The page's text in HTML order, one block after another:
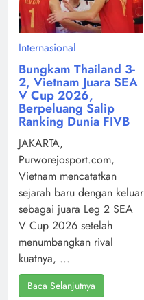
Internasional
Bungkam Thailand 3-
2, Vietnam Juara SEA
V Cup 2026,
Berpeluang Salip
Ranking Dunia FIVB
JAKARTA,
Purworejosport.com,
Vietnam mencatatkan
sejarah baru dengan keluar
sebagai juara Leg 2 SEA
V Cup 2026 setelah
menumbangkan rival
kuatnya, ...
Baca Selanjutnya